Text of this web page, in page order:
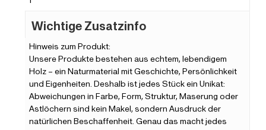
Wichtige Zusatzinfo
Hinweis zum Produkt:
Unsere Produkte bestehen aus echtem, lebendigem
Holz – ein Naturmaterial mit Geschichte, Persönlichkeit
und Eigenheiten. Deshalb ist jedes Stück ein Unikat:
Abweichungen in Farbe, Form, Struktur, Maserung oder
Astlöchern sind kein Makel, sondern Ausdruck der
natürlichen Beschaffenheit. Genau das macht jedes